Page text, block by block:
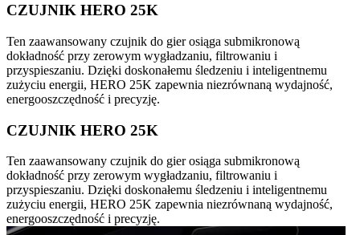
CZUJNIK HERO 25K
Ten zaawansowany czujnik do gier osiąga submikronową
dokładność przy zerowym wygładzaniu, filtrowaniu i
przyspieszaniu. Dzięki doskonałemu śledzeniu i inteligentnemu
zużyciu energii, HERO 25K zapewnia niezrównaną wydajność,
energooszczędność i precyzję.
CZUJNIK HERO 25K
Ten zaawansowany czujnik do gier osiąga submikronową
dokładność przy zerowym wygładzaniu, filtrowaniu i
przyspieszaniu. Dzięki doskonałemu śledzeniu i inteligentnemu
zużyciu energii, HERO 25K zapewnia niezrównaną wydajność,
energooszczędność i precyzję.